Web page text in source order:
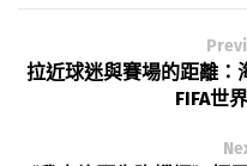
拉近球迷與賽場的距離：
FIFA世